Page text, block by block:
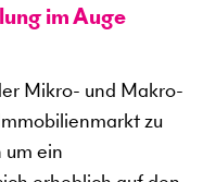
im Auge
Mikro- und Makro-
zu
ein